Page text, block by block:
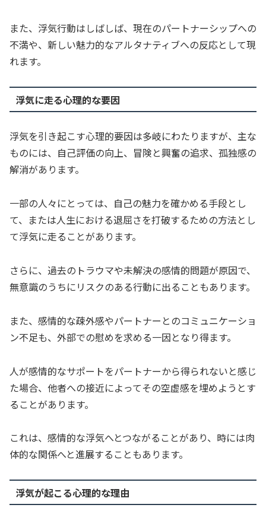
また、浮気行動はしばしば、現在のパートナーシップへの
不満や、新しい魅力的なアルタナティブへの反応として現
れます。
浮気に走る心理的な要因
浮気を引き起こす心理的要因は多岐にわたりますが、主な
ものには、自己評価の向上、冒険と興奮の追求、孤独感の
解消があります。
一部の人々にとっては、自己の魅力を確かめる手段とし
て、または人生における退屈さを打破するための方法とし
て浮気に走ることがあります。
さらに、過去のトラウマや未解決の感情的問題が原因で、
無意識のうちにリスクのある行動に出ることもあります。
また、感情的な疎外感やパートナーとのコミュニケーショ
ン不足も、外部での慰めを求める一因となり得ます。
人が感情的なサポートをパートナーから得られないと感じ
た場合、他者への接近によってその空虚感を埋めようとす
ることがあります。
これは、感情的な浮気へとつながることがあり、時には肉
体的な関係へと進展することもあります。
浮気が起こる心理的な理由